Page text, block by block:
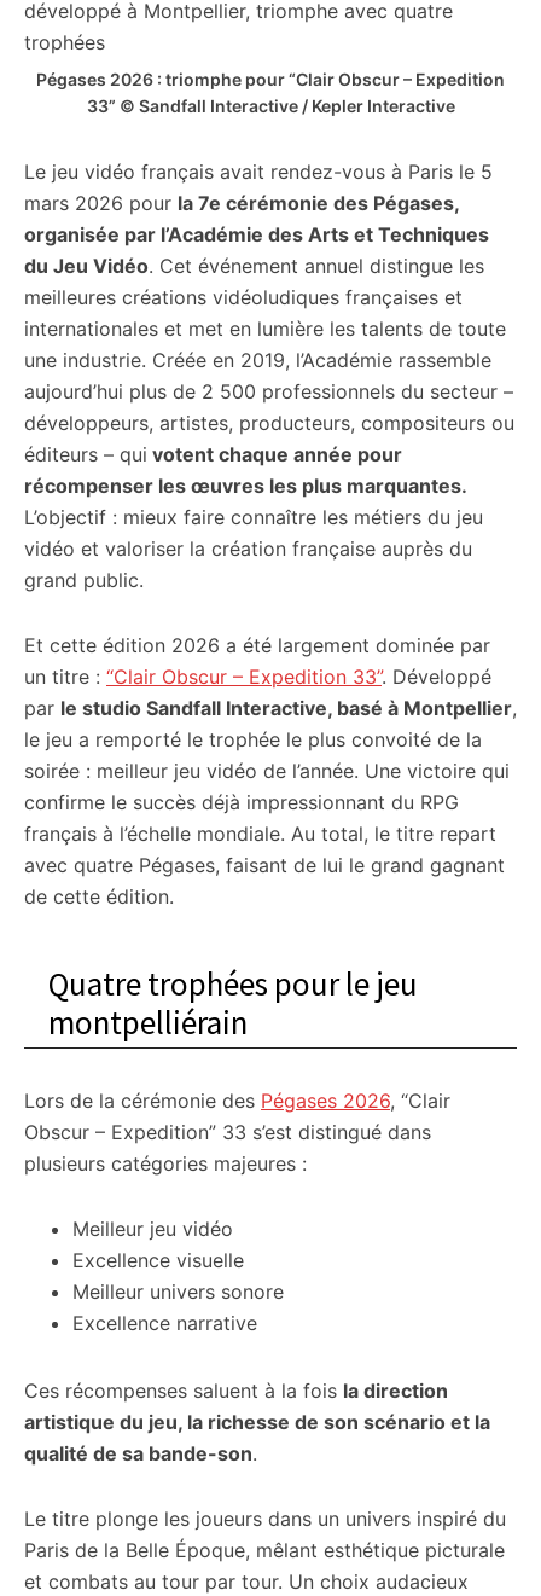
Pégases 2026 : triomphe pour “Clair Obscur – Expedition
33” © Sandfall Interactive / Kepler Interactive
Le jeu vidéo français avait rendez-vous à Paris le 5
mars 2026 pour la 7e cérémonie des Pégases,
organisée par l’Académie des Arts et Techniques
du Jeu Vidéo. Cet événement annuel distingue les
meilleures créations vidéoludiques françaises et
internationales et met en lumière les talents de toute
une industrie. Créée en 2019, l’Académie rassemble
aujourd’hui plus de 2 500 professionnels du secteur –
développeurs, artistes, producteurs, compositeurs ou
éditeurs – qui votent chaque année pour
récompenser les œuvres les plus marquantes.
L’objectif : mieux faire connaître les métiers du jeu
vidéo et valoriser la création française auprès du
grand public.
Et cette édition 2026 a été largement dominée par
un titre : “Clair Obscur – Expedition 33”. Développé
par le studio Sandfall Interactive, basé à Montpellier,
le jeu a remporté le trophée le plus convoité de la
soirée : meilleur jeu vidéo de l’année. Une victoire qui
confirme le succès déjà impressionnant du RPG
français à l’échelle mondiale. Au total, le titre repart
avec quatre Pégases, faisant de lui le grand gagnant
de cette édition.
Quatre trophées pour le jeu
montpelliérain
Lors de la cérémonie des Pégases 2026, “Clair
Obscur – Expedition” 33 s’est distingué dans
plusieurs catégories majeures :
Meilleur jeu vidéo
Excellence visuelle
Meilleur univers sonore
Excellence narrative
Ces récompenses saluent à la fois la direction
artistique du jeu, la richesse de son scénario et la
qualité de sa bande-son.
Le titre plonge les joueurs dans un univers inspiré du
Paris de la Belle Époque, mêlant esthétique picturale
et combats au tour par tour. Un choix audacieux